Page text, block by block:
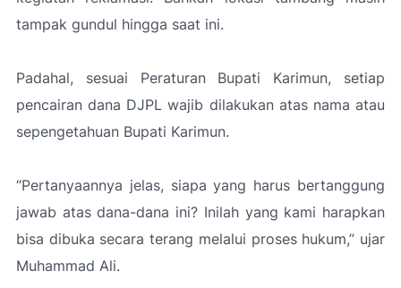
tampak gundul hingga saat ini.
Padahal, sesuai Peraturan Bupati Karimun, setiap
pencairan dana DJPL wajib dilakukan atas nama atau
sepengetahuan Bupati Karimun.
“Pertanyaannya jelas, siapa yang harus bertanggung
jawab atas dana-dana ini? Inilah yang kami harapkan
bisa dibuka secara terang melalui proses hukum,” ujar
Muhammad Ali.